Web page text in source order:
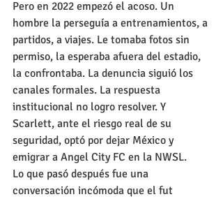
Pero en 2022 empezó el acoso. Un
hombre la perseguía a entrenamientos, a
partidos, a viajes. Le tomaba fotos sin
permiso, la esperaba afuera del estadio,
la confrontaba. La denuncia siguió los
canales formales. La respuesta
institucional no logro resolver. Y
Scarlett, ante el riesgo real de su
seguridad, optó por dejar México y
emigrar a Angel City FC en la NWSL.
Lo que pasó después fue una
conversación incómoda que el fut